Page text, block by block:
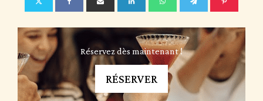
Réservez dès maintenant !
RÉSERVER